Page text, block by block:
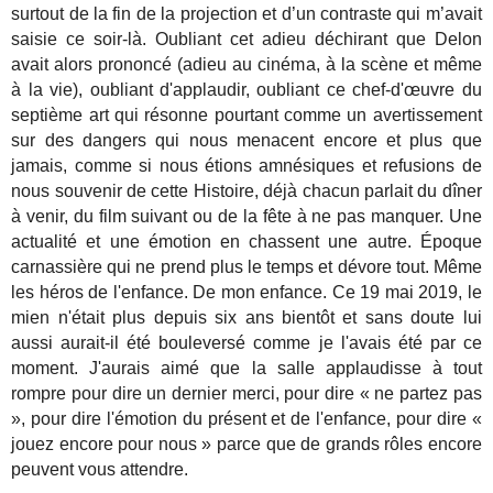
surtout de la fin de la projection et d’un contraste qui m’avait
saisie ce soir-là. Oubliant cet adieu déchirant que Delon
avait alors prononcé (adieu au cinéma, à la scène et même
à la vie), oubliant d'applaudir, oubliant ce chef-d'œuvre du
septième art qui résonne pourtant comme un avertissement
sur des dangers qui nous menacent encore et plus que
jamais, comme si nous étions amnésiques et refusions de
nous souvenir de cette Histoire, déjà chacun parlait du dîner
à venir, du film suivant ou de la fête à ne pas manquer. Une
actualité et une émotion en chassent une autre. Époque
carnassière qui ne prend plus le temps et dévore tout. Même
les héros de l'enfance. De mon enfance. Ce 19 mai 2019, le
mien n'était plus depuis six ans bientôt et sans doute lui
aussi aurait-il été bouleversé comme je l'avais été par ce
moment. J'aurais aimé que la salle applaudisse à tout
rompre pour dire un dernier merci, pour dire « ne partez pas
», pour dire l'émotion du présent et de l'enfance, pour dire «
jouez encore pour nous » parce que de grands rôles encore
peuvent vous attendre.